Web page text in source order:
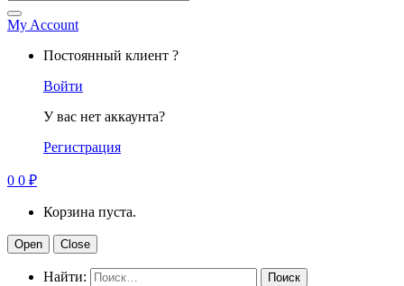
My Account
Постоянный клиент ?
Войти
У вас нет аккаунта?
Регистрация
0 0 ₽
Корзина пуста.
Open Close
Найти: